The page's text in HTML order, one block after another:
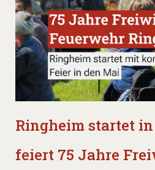
Ringheim startet
feiert 75 Jahre